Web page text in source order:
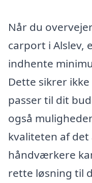
Når du
carport i Alslev,
indhente
Dette sikrer
passer til dit
også
kvaliteten af
håndværkere
rette løsning til